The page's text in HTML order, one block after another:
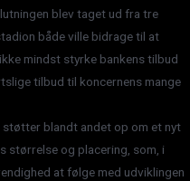
blev taget ud fra tre
både ville bidrage til at
mindst styrke bankens tilbud
tilbud til koncernens mange
støtter blandt andet op om et nyt
størrelse og placering, som, i
at følge med udviklingen